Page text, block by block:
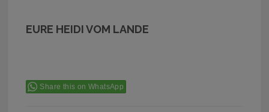
EURE HEIDI VOM LANDE
Share this on WhatsApp